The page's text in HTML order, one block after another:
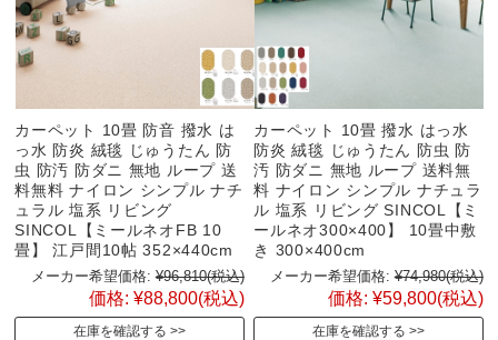
カーペット 10畳 防音 撥水 は
っ水 防炎 絨毯 じゅうたん 防
虫 防汚 防ダニ 無地 ループ 送
料無料 ナイロン シンプル ナチ
ュラル 塩系 リビング
SINCOL【ミールネオFB 10
畳】 江戸間10帖 352×440cm
メーカー希望価格: ¥96,810(税込)
価格: ¥88,800(税込)
在庫を確認する
カーペット 10畳 撥水 はっ水
防炎 絨毯 じゅうたん 防虫 防
汚 防ダニ 無地 ループ 送料無
料 ナイロン シンプル ナチュラ
ル 塩系 リビング SINCOL【ミ
ールネオ300×400】 10畳中敷
き 300×400cm
メーカー希望価格: ¥74,980(税込)
価格: ¥59,800(税込)
在庫を確認する